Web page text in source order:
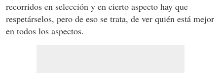
recorridos en selección y en cierto aspecto hay que
respetárselos, pero de eso se trata, de ver quién está mejor
en todos los aspectos.